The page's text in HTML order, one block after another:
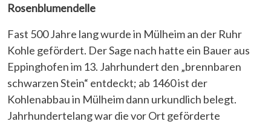
Rosenblumendelle
Fast 500 Jahre lang wurde in Mülheim an der Ruhr
Kohle gefördert. Der Sage nach hatte ein Bauer aus
Eppinghofen im 13. Jahrhundert den „brennbaren
schwarzen Stein“ entdeckt; ab 1460 ist der
Kohlenabbau in Mülheim dann urkundlich belegt.
Jahrhundertelang war die vor Ort geförderte